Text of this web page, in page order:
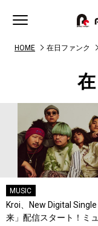
HOME 在日ファンク
MUSIC
Kroi、New Digital
来」配信スタート！ミ